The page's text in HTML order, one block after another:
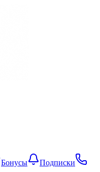
Бонусы
Подписки